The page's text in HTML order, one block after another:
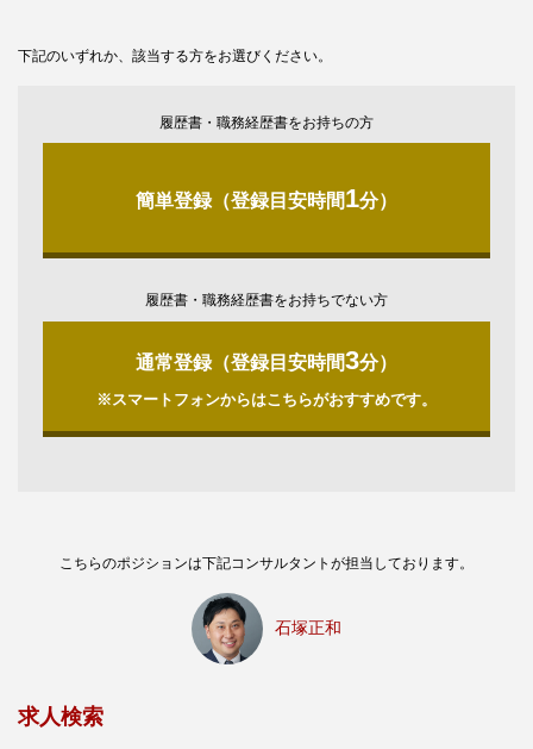
下記のいずれか、該当する方をお選びください。
履歴書・職務経歴書をお持ちの方
簡単登録（登録目安時間1分）
履歴書・職務経歴書をお持ちでない方
通常登録（登録目安時間3分）
※スマートフォンからはこちらがおすすめです。
こちらのポジションは下記コンサルタントが担当しております。
石塚正和
求人検索